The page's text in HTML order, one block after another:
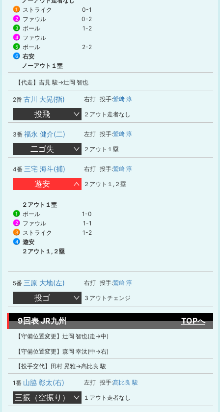
1 ストライク 0-1
2 ファウル 0-2
3 ボール 1-2
4 ファウル
5 ボール 2-2
6
右安
ノーアウト１塁
【代走】吉見 駿→辻岡 智也
2番 古川 大晃(指) 右打 投手:鷲﨑 淳
投飛 ２アウト走者なし
3番 福永 健介(二) 左打 投手:鷲﨑 淳
二ゴ失 ２アウト１塁
4番 三宅 海斗(捕) 右打 投手:鷲﨑 淳
遊安 ２アウト１,２塁
２アウト１塁
1 ボール 1-0
2 ファウル 1-1
3 ストライク 1-2
4
遊安
２アウト１,２塁
5番 三原 大地(左) 右打 投手:鷲﨑 淳
投ゴ ３アウトチェンジ
9回表 JR九州 TOPへ
【守備位置変更】辻岡 智也(走→中)
【守備位置変更】森岡 幸汰(中→右)
【投手交代】田村 晃雅→髙比良 駿
1番 山脇 彰太(右) 左打 投手:髙比良 駿
三振（空振り） １アウト走者なし